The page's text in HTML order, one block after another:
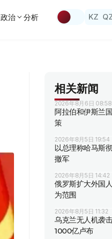
政治 分析 KZ
相关新闻
2026年8月6日 08:58
阿拉伯和伊斯兰
策
2026年8月5日 19:54
以总理称哈马斯
撤军
2026年8月5日 14:42
俄罗斯扩大外国
为范围
2026年8月5日 11:32
乌克兰无人机袭
1000亿卢布